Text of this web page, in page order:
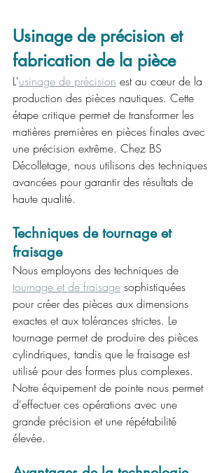
Usinage de précision et
fabrication de la pièce
L'usinage de précision est au cœur de la
production des pièces nautiques. Cette
étape critique permet de transformer les
matières premières en pièces finales avec
une précision extrême. Chez BS
Décolletage, nous utilisons des techniques
avancées pour garantir des résultats de
haute qualité.
Techniques de tournage et
fraisage
Nous employons des techniques de
tournage et de fraisage sophistiquées
pour créer des pièces aux dimensions
exactes et aux tolérances strictes. Le
tournage permet de produire des pièces
cylindriques, tandis que le fraisage est
utilisé pour des formes plus complexes.
Notre équipement de pointe nous permet
d'effectuer ces opérations avec une
grande précision et une répétabilité
élevée.